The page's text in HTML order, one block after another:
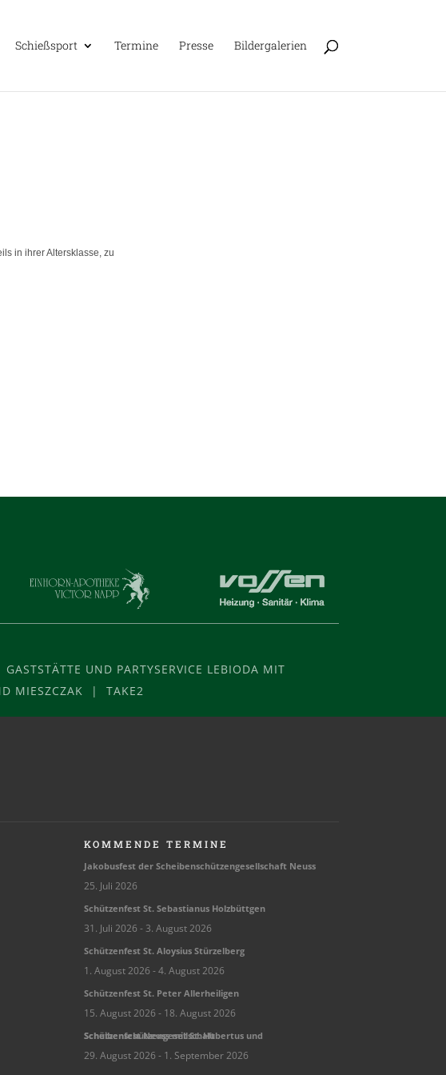
Schieß­sport Ter­mine Presse Bil­der­ga­le­rien
in ihrer Alters­klasse, zu
UND PARTYSERVICE LEBIODA MIT
MIESZCZAK | TAKE2
KOMMENDE TERMINE
Jako­bus­fest der Schei­ben­schüt­zen­ge­sell­schaft Neuss
25. Juli 2026
Schüt­zen­fest St. Sebas­tia­nus Holzbüttgen
31. Juli 2026 - 3. August 2026
Schüt­zen­fest St. Aloy­sius Stürzelberg
1. August 2026 - 4. August 2026
Schüt­zen­fest St. Peter Allerheiligen
15. August 2026 - 18. August 2026
Schüt­zen­fest Neuss mit St. Huber­tus und Scheibenschützengesellschaft
29. August 2026 - 1. September 2026